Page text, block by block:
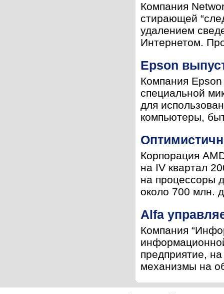
Компания
стирающей
удалением
Интернетом.
Epson
Компания
специальной
для
компьютеры,
Корпорация
на IV квартал
на процессоры
около 700 млн.
Alfa
Компания
предприятие,
механизмы на